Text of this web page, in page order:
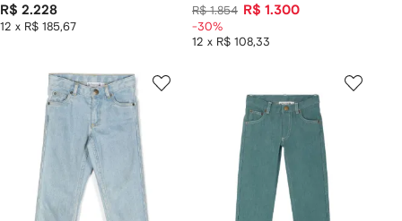
R$ 2.228
12 x R$ 185,67
R$ 1.854 R$ 1.300
12 x R$ 108,33
-30%